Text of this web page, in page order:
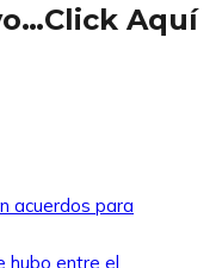
Aquí
acuerdos para
hubo entre el